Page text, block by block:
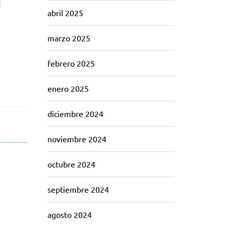
abril 2025
marzo 2025
febrero 2025
enero 2025
diciembre 2024
noviembre 2024
octubre 2024
septiembre 2024
agosto 2024